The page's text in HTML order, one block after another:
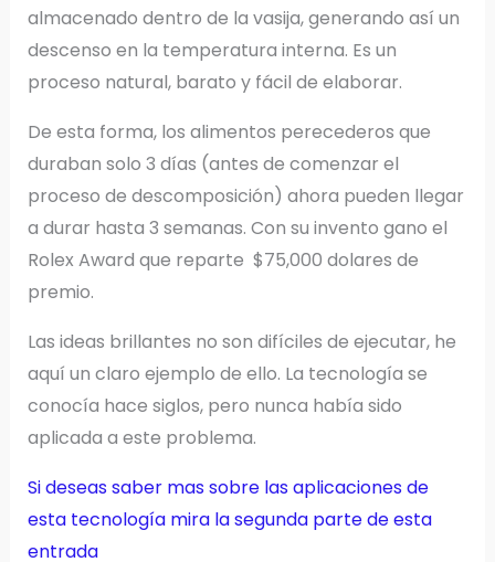
almacenado dentro de la vasija, generando así un
descenso en la temperatura interna. Es un
proceso natural, barato y fácil de elaborar.
De esta forma, los alimentos perecederos que
duraban solo 3 días (antes de comenzar el
proceso de descomposición) ahora pueden llegar
a durar hasta 3 semanas. Con su invento gano el
Rolex Award que reparte $75,000 dolares de
premio.
Las ideas brillantes no son difíciles de ejecutar, he
aquí un claro ejemplo de ello. La tecnología se
conocía hace siglos, pero nunca había sido
aplicada a este problema.
Si deseas saber mas sobre las aplicaciones de
esta tecnología mira la segunda parte de esta
entrada